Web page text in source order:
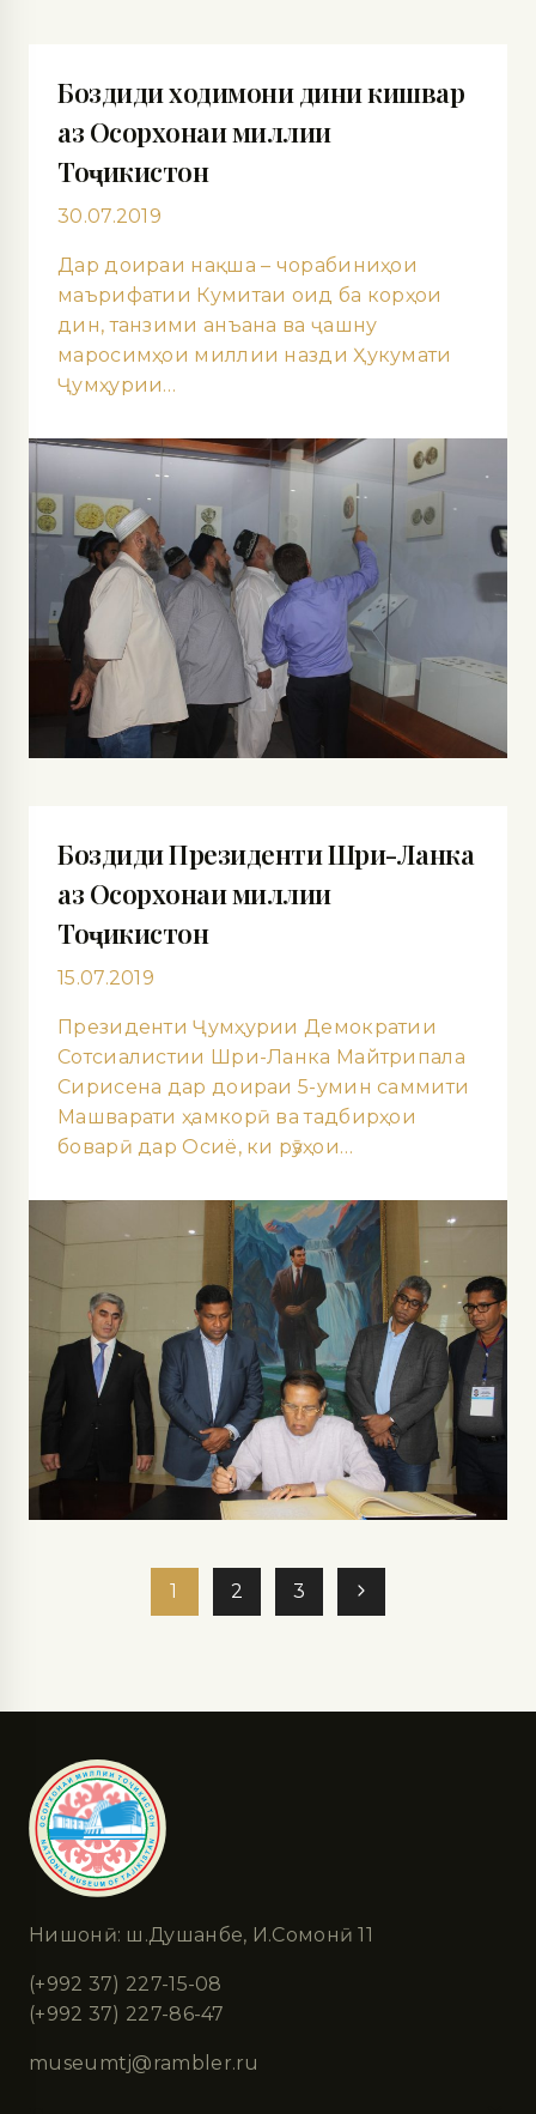
Боздиди ходимони дини кишвар
аз Осорхонаи миллии
Тоҷикистон
30.07.2019
Дар доираи нақша – чорабиниҳои
маърифатии Кумитаи оид ба корҳои
дин, танзими анъана ва ҷашну
маросимҳои миллии назди Ҳукумати
Ҷумҳурии…
Боздиди Президенти Шри-Ланка
аз Осорхонаи миллии
Тоҷикистон
15.07.2019
Президенти Ҷумҳурии Демократии
Сотсиалистии Шри-Ланка Майтрипала
Сирисена дар доираи 5-умин саммити
Машварати ҳамкорӣ ва тадбирҳои
боварӣ дар Осиё, ки рӯзҳои…
1 2 3
Нишонӣ: ш.Душанбе, И.Сомонӣ 11
(+992 37) 227-15-08
(+992 37) 227-86-47
museumtj@rambler.ru